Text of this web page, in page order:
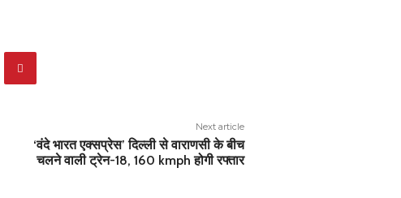
Next article
‘वंदे भारत एक्सप्रेस’ दिल्ली से वाराणसी के बीच
चलने वाली ट्रेन-18, 160 kmph होगी रफ्तार